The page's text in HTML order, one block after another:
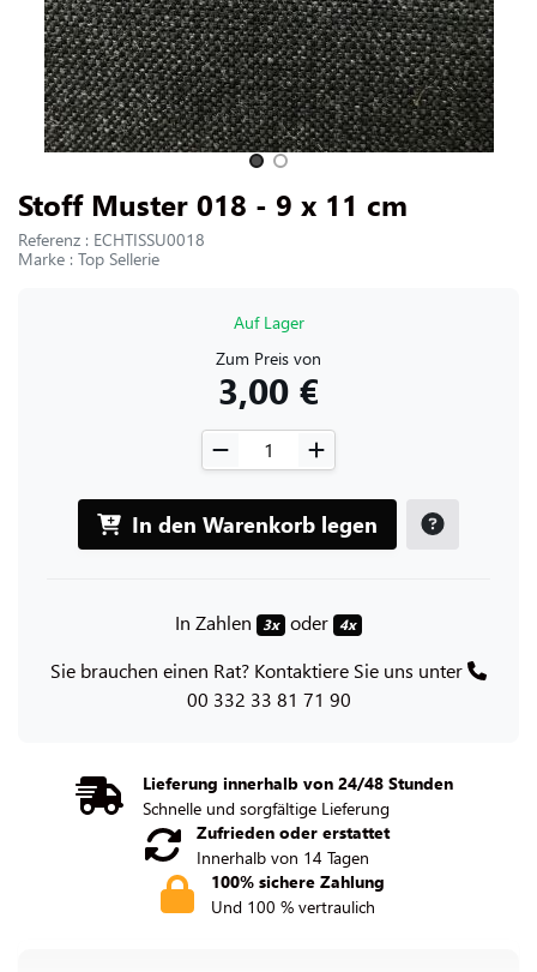
HÄUFIG GESTELLTE FRAGEN
UNS KONTAKTIEREN
Stoff Muster 018 - 9 x 11 cm
Referenz : ECHTISSU0018
Marke : Top Sellerie
Auf Lager
Zum Preis von
3,00 €
In den Warenkorb legen
In Zahlen 3x oder 4x
Sie brauchen einen Rat? Kontaktiere Sie uns unter
00 332 33 81 71 90
Lieferung innerhalb von 24/48 Stunden
Schnelle und sorgfältige Lieferung
Zufrieden oder erstattet
Innerhalb von 14 Tagen
100% sichere Zahlung
Und 100 % vertraulich